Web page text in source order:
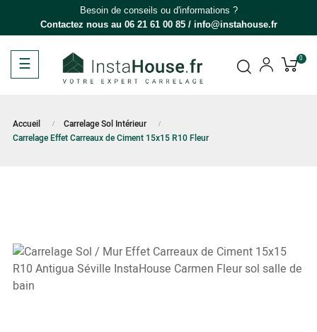
Besoin de conseils ou d'informations ?
Contactez nous au 06 21 61 00 85/ info@instahouse.fr
Basculer
la
☰ 0
Accueil
Carrelage Sol Intérieur
Carrelage Effet Carreaux de Ciment 15x15 R10 Fleur